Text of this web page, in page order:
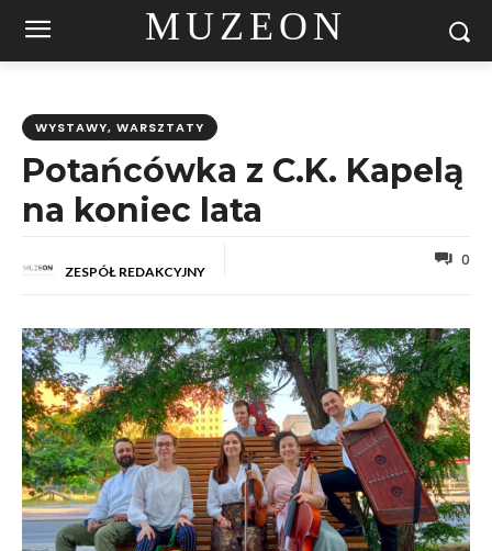
MUZEON
WYSTAWY, WARSZTATY
Potańcówka z C.K. Kapelą
na koniec lata
ZESPÓŁ REDAKCYJNY
0